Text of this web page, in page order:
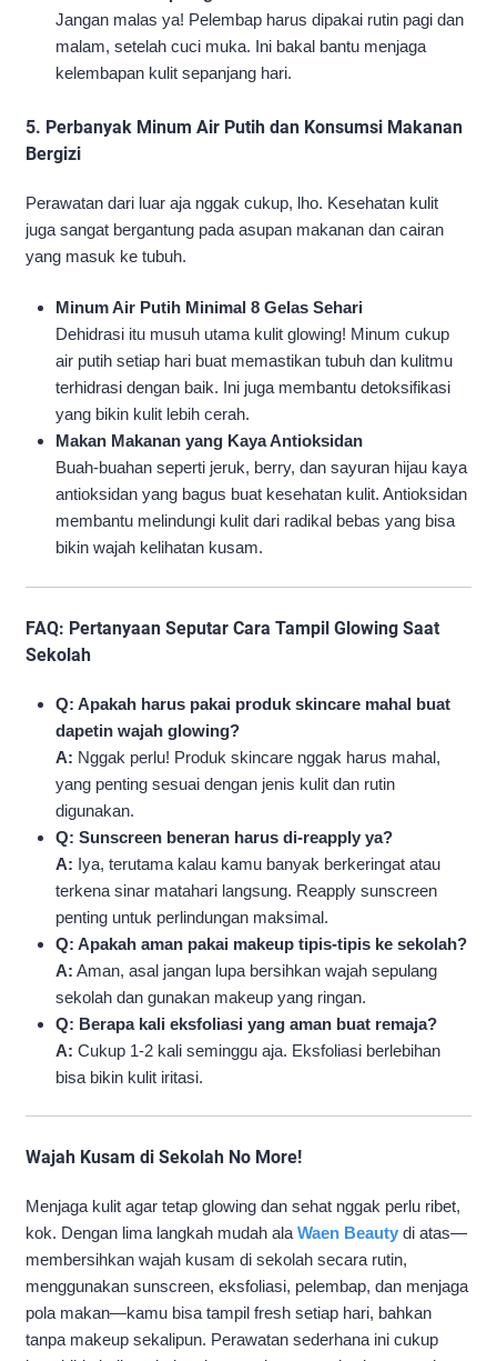
Jangan malas ya! Pelembap harus dipakai rutin pagi dan
malam, setelah cuci muka. Ini bakal bantu menjaga
kelembapan kulit sepanjang hari.
5. Perbanyak Minum Air Putih dan Konsumsi Makanan
Bergizi
Perawatan dari luar aja nggak cukup, lho. Kesehatan kulit
juga sangat bergantung pada asupan makanan dan cairan
yang masuk ke tubuh.
Minum Air Putih Minimal 8 Gelas Sehari
Dehidrasi itu musuh utama kulit glowing! Minum cukup
air putih setiap hari buat memastikan tubuh dan kulitmu
terhidrasi dengan baik. Ini juga membantu detoksifikasi
yang bikin kulit lebih cerah.
Makan Makanan yang Kaya Antioksidan
Buah-buahan seperti jeruk, berry, dan sayuran hijau kaya
antioksidan yang bagus buat kesehatan kulit. Antioksidan
membantu melindungi kulit dari radikal bebas yang bisa
bikin wajah kelihatan kusam.
FAQ: Pertanyaan Seputar Cara Tampil Glowing Saat
Sekolah
Q: Apakah harus pakai produk skincare mahal buat
dapetin wajah glowing?
A: Nggak perlu! Produk skincare nggak harus mahal,
yang penting sesuai dengan jenis kulit dan rutin
digunakan.
Q: Sunscreen beneran harus di-reapply ya?
A: Iya, terutama kalau kamu banyak berkeringat atau
terkena sinar matahari langsung. Reapply sunscreen
penting untuk perlindungan maksimal.
Q: Apakah aman pakai makeup tipis-tipis ke sekolah?
A: Aman, asal jangan lupa bersihkan wajah sepulang
sekolah dan gunakan makeup yang ringan.
Q: Berapa kali eksfoliasi yang aman buat remaja?
A: Cukup 1-2 kali seminggu aja. Eksfoliasi berlebihan
bisa bikin kulit iritasi.
Wajah Kusam di Sekolah No More!
Menjaga kulit agar tetap glowing dan sehat nggak perlu ribet,
kok. Dengan lima langkah mudah ala Waen Beauty di atas—
membersihkan wajah kusam di sekolah secara rutin,
menggunakan sunscreen, eksfoliasi, pelembap, dan menjaga
pola makan—kamu bisa tampil fresh setiap hari, bahkan
tanpa makeup sekalipun. Perawatan sederhana ini cukup